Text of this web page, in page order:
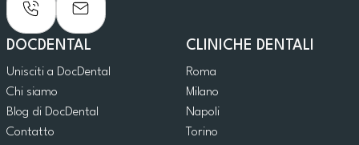
DOCDENTAL
Unisciti a DocDental
Chi siamo
Blog di DocDental
Contatto
CLINICHE DENTALI
Roma
Milano
Napoli
Torino